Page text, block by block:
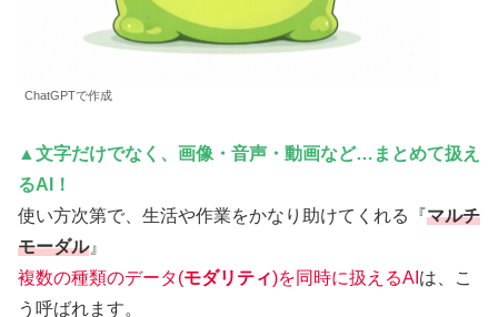
ChatGPTで作成
▲文字だけでなく、画像・音声・動画など…まとめて扱え
るAI！
使い方次第で、生活や作業をかなり助けてくれる『マルチ
モーダル』
複数の種類のデータ(モダリティ)を同時に扱えるAI は、こ
う呼ばれます。